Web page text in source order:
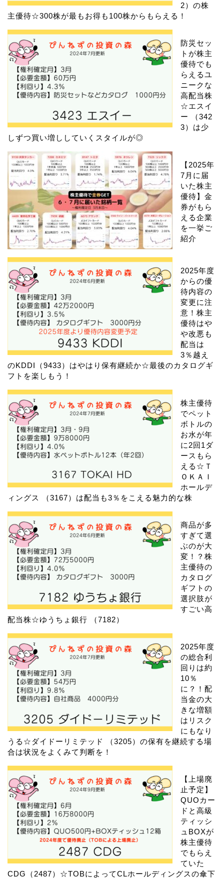
2）の株
主優待☆300株が最もお得も100株からもらえる！
防災セッ
トが株主
優待でも
らえるユ
ニークな
高配当株
☆エスイ
ー （342
3）は少
しずつ買い増ししていくスタイルが◎
【2025年
7月に届
いた株主
優待】金
券がもら
える企業
を一挙ご
紹介
2025年度
からの優
待内容の
変更に注
意！株主
優待はや
や改悪も
配当は
3％越え
のKDDI（9433）はやはり保有継続か☆最後のカタログギ
フトを楽しもう！
株主優待
でペット
ボトルの
お水が年
に2回1ダ
ースもら
える☆Ｔ
ＯＫＡＩ
ホールデ
ィングス （3167）は配当も3％をこえる魅力的な株
商品が多
すぎて選
ぶのが大
変！？株
主優待の
カタログ
ギフトの
選択肢が
すごい高
配当株☆ゆうちょ銀行 （7182）
2025年度
の総合利
回りは約
10％
に？！配
当金の大
きな増額
はリスク
にもなり
うる☆ダイドーリミテッド （3205）の保有を継続する場
合は状況をよくみて判断を！
【上場廃
止予定】
QUOカー
ドと高級
ティッシ
ュBOXが
株主優待
でもらえ
ていた
CDG（2487）☆TOBによってCLホールディングスの傘下